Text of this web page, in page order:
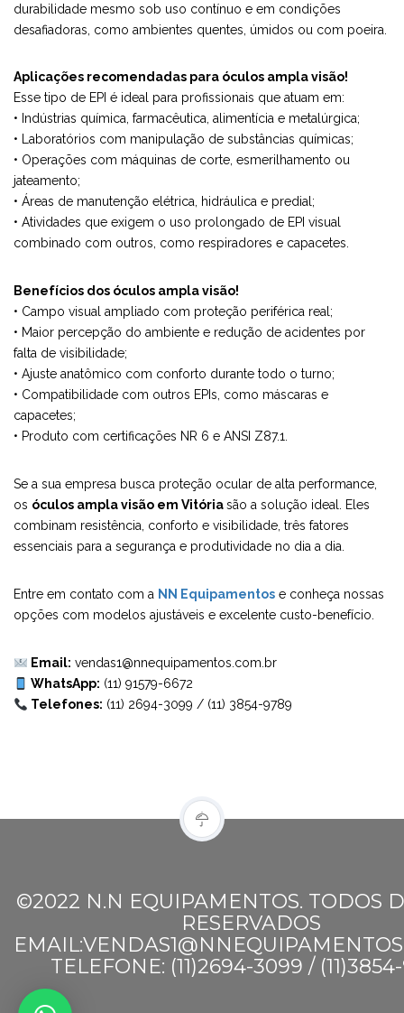
durabilidade mesmo sob uso contínuo e em condições
desafiadoras, como ambientes quentes, úmidos ou com poeira.
Aplicações recomendadas para óculos ampla visão!
Esse tipo de EPI é ideal para profissionais que atuam em:
• Indústrias química, farmacêutica, alimentícia e metalúrgica;
• Laboratórios com manipulação de substâncias químicas;
• Operações com máquinas de corte, esmerilhamento ou
jateamento;
• Áreas de manutenção elétrica, hidráulica e predial;
• Atividades que exigem o uso prolongado de EPI visual
combinado com outros, como respiradores e capacetes.
Benefícios dos óculos ampla visão!
• Campo visual ampliado com proteção periférica real;
• Maior percepção do ambiente e redução de acidentes por
falta de visibilidade;
• Ajuste anatômico com conforto durante todo o turno;
• Compatibilidade com outros EPIs, como máscaras e
capacetes;
• Produto com certificações NR 6 e ANSI Z87.1.
Se a sua empresa busca proteção ocular de alta performance,
os óculos ampla visão em Vitóriasão a solução ideal. Eles
combinam resistência, conforto e visibilidade, três fatores
essenciais para a segurança e produtividade no dia a dia.
Entre em contato com a NN Equipamentos e conheça nossas
opções com modelos ajustáveis e excelente custo-benefício.
Email: vendas1@nnequipamentos.com.br
WhatsApp: (11) 91579-6672
Telefones: (11) 2694-3099 / (11) 3854-9789
©2022 N.N EQUIPAMENTOS. TODOS
RESERVADOS
TELEFONE: (11)2694-3099 /